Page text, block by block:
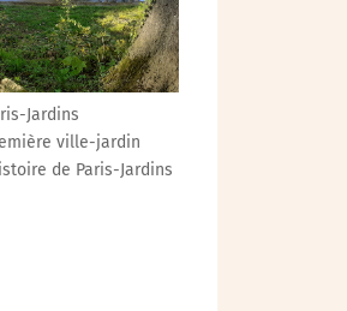
Jardins
ville-jardin
de Paris-Jardins